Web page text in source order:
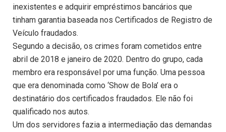
inexistentes e adquirir empréstimos bancários que
tinham garantia baseada nos Certificados de Registro de
Veículo fraudados.
Segundo a decisão, os crimes foram cometidos entre
abril de 2018 e janeiro de 2020. Dentro do grupo, cada
membro era responsável por uma função. Uma pessoa
que era denominada como ‘Show de Bola’ era o
destinatário dos certificados fraudados. Ele não foi
qualificado nos autos.
Um dos servidores fazia a intermediação das demandas